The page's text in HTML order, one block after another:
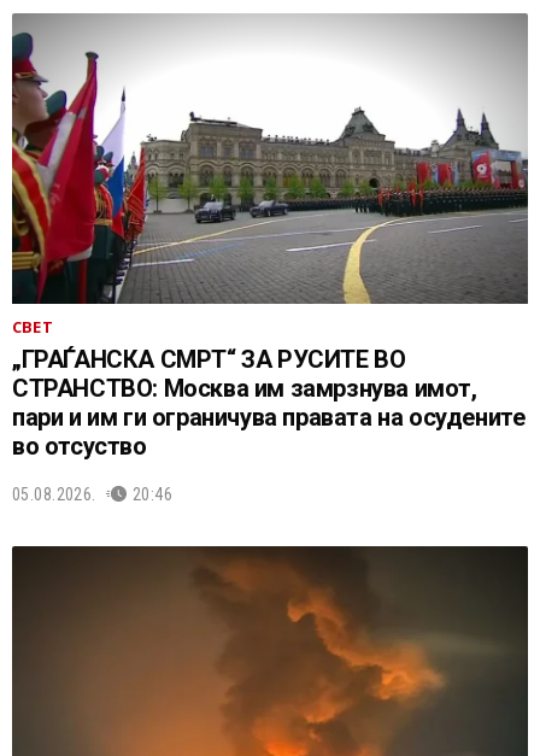
СВЕТ
„ГРАЃАНСКА СМРТ“ ЗА РУСИТЕ ВО
СТРАНСТВО: Москва им замрзнува имот,
пари и им ги ограничува правата на осудените
во отсуство
05.08.2026. 20:46